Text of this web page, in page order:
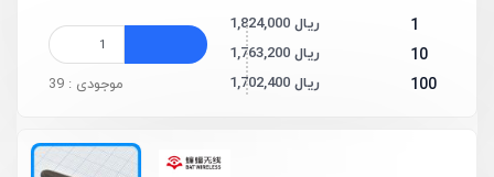
1 1,824,000 ریال
10 1,763,200 ریال
100 1,702,400 ریال موجودی : 39